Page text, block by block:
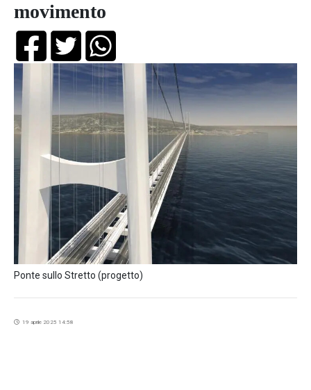
movimento
Ponte sullo Stretto (progetto)
19 aprile 2025 14:58